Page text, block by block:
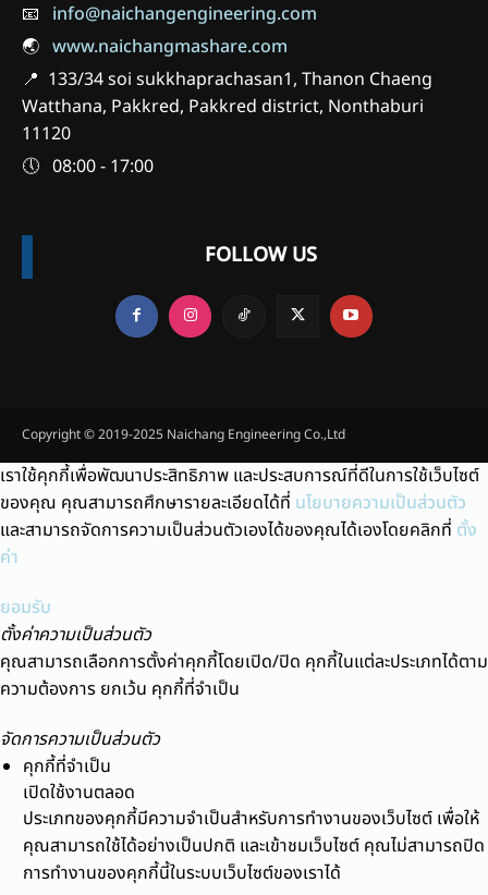
📧 info@naichangengineering.com
🌏 www.naichangmashare.com
📍 133/34 soi sukkhaprachasan1, Thanon Chaeng
Watthana, Pakkred, Pakkred district, Nonthaburi
11120
🕔 08:00 - 17:00
FOLLOW US
Copyright © 2019-2025 Naichang Engineering Co.,Ltd
เราใช้คุกกี้เพื่อพัฒนาประสิทธิภาพ และประสบการณ์ที่ดีในการใช้เว็บไซต์
ของคุณ คุณสามารถศึกษารายละเอียดได้ที่ นโยบายความเป็นส่วนตัว
และสามารถจัดการความเป็นส่วนตัวเองได้ของคุณได้เองโดยคลิกที่ ตั้ง
ค่า
ยอมรับ
ตั้งค่าความเป็นส่วนตัว
คุณสามารถเลือกการตั้งค่าคุกกี้โดยเปิด/ปิด คุกกี้ในแต่ละประเภทได้ตาม
ความต้องการ ยกเว้น คุกกี้ที่จำเป็น
จัดการความเป็นส่วนตัว
คุกกี้ที่จำเป็น
เปิดใช้งานตลอด
ประเภทของคุกกี้มีความจำเป็นสำหรับการทำงานของเว็บไซต์ เพื่อให้
คุณสามารถใช้ได้อย่างเป็นปกติ และเข้าชมเว็บไซต์ คุณไม่สามารถปิด
การทำงานของคุกกี้นี้ในระบบเว็บไซต์ของเราได้